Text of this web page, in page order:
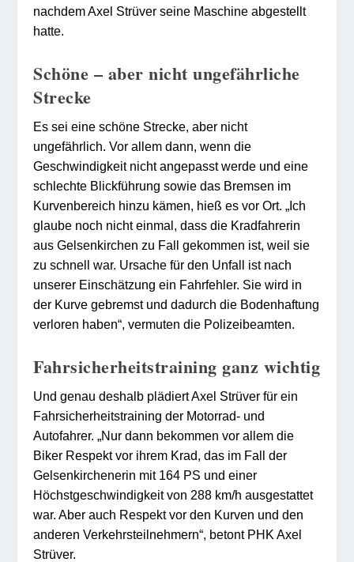
nachdem Axel Strüver seine Maschine abgestellt
hatte.
Schöne – aber nicht ungefährliche
Strecke
Es sei eine schöne Strecke, aber nicht
ungefährlich. Vor allem dann, wenn die
Geschwindigkeit nicht angepasst werde und eine
schlechte Blickführung sowie das Bremsen im
Kurvenbereich hinzu kämen, hieß es vor Ort. „Ich
glaube noch nicht einmal, dass die Kradfahrerin
aus Gelsenkirchen zu Fall gekommen ist, weil sie
zu schnell war. Ursache für den Unfall ist nach
unserer Einschätzung ein Fahrfehler. Sie wird in
der Kurve gebremst und dadurch die Bodenhaftung
verloren haben“, vermuten die Polizeibeamten.
Fahrsicherheitstraining ganz wichtig
Und genau deshalb plädiert Axel Strüver für ein
Fahrsicherheitstraining der Motorrad- und
Autofahrer. „Nur dann bekommen vor allem die
Biker Respekt vor ihrem Krad, das im Fall der
Gelsenkirchenerin mit 164 PS und einer
Höchstgeschwindigkeit von 288 km/h ausgestattet
war. Aber auch Respekt vor den Kurven und den
anderen Verkehrsteilnehmern“, betont PHK Axel
Strüver.